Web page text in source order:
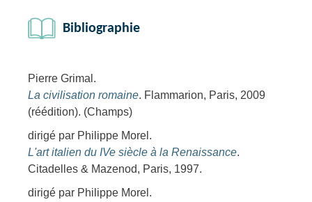
Bibliographie
Pierre Grimal.
La civilisation romaine. Flammarion, Paris, 2009
(réédition). (Champs)
dirigé par Philippe Morel.
L'art italien du IVe siècle à la Renaissance.
Citadelles & Mazenod, Paris, 1997.
dirigé par Philippe Morel.